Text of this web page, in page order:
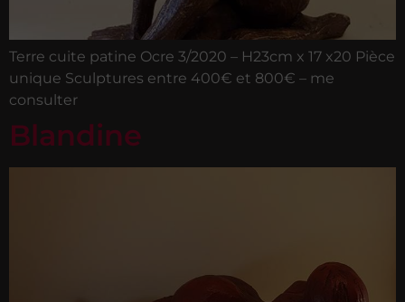
Terre cuite patine Ocre 3/2020 – H23cm x 17 x20 Pièce
unique Sculptures entre 400€ et 800€ – me
consulter
Blandine